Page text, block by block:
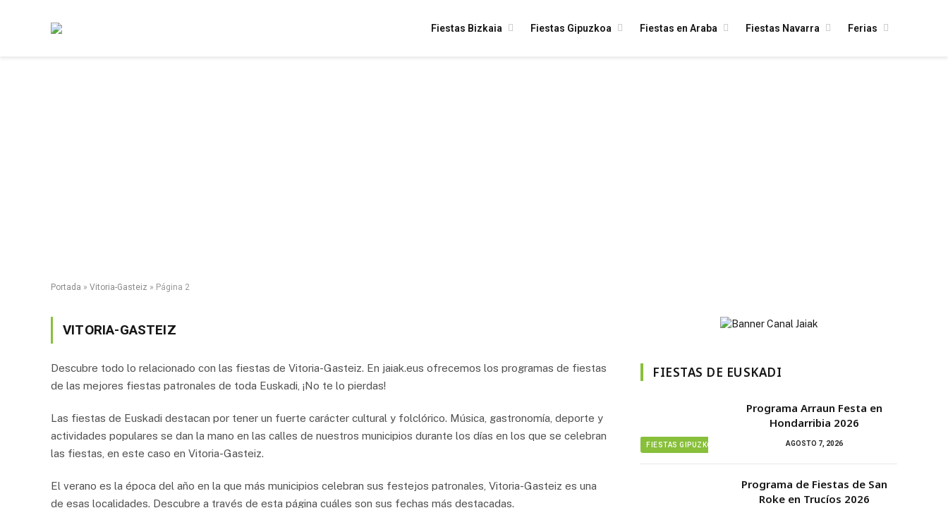
Fiestas Bizkaia Fiestas Gipuzkoa Fiestas en Araba Fiestas Navarra Ferias
Portada » Vitoria-Gasteiz » Página 2
VITORIA-GASTEIZ
Descubre todo lo relacionado con las fiestas de Vitoria-Gasteiz. En jaiak.eus ofrecemos los programas de fiestas
de las mejores fiestas patronales de toda Euskadi, ¡No te lo pierdas!
Las fiestas de Euskadi destacan por tener un fuerte carácter cultural y folclórico. Música, gastronomía, deporte y
actividades populares se dan la mano en las calles de nuestros municipios durante los días en los que se celebran
las fiestas, en este caso en Vitoria-Gasteiz.
El verano es la época del año en la que más municipios celebran sus festejos patronales, Vitoria-Gasteiz es una
de esas localidades. Descubre a través de esta página cuáles son sus fechas más destacadas.
FIESTAS DE EUSKADI
FIESTAS GIPUZKOA
Programa Arraun Festa en
Hondarribia 2026
AGOSTO 7, 2026
Programa de Fiestas de San
Roke en Trucíos 2026